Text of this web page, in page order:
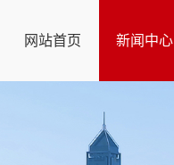
网站首页 新闻中心